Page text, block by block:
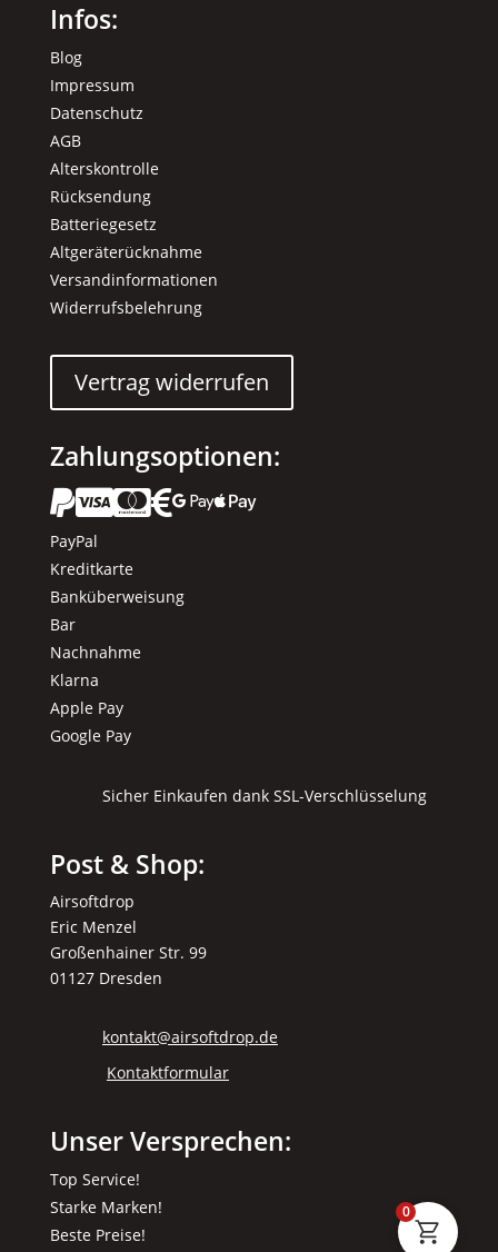
Infos:
Blog
Impressum
Datenschutz
AGB
Alterskontrolle
Rücksendung
Batteriegesetz
Altgeräterücknahme
Versandinformationen
Widerrufsbelehrung
Vertrag widerrufen
Zahlungsoptionen:
 
PayPal
Kreditkarte
Banküberweisung
Bar
Nachnahme
Klarna
Apple Pay
Google Pay
Sicher Einkaufen dank SSL-Verschlüsselung
Post & Shop:
Airsoftdrop
Eric Menzel
Großenhainer Str. 99
01127 Dresden
kontakt@airsoftdrop.de
Kontaktformular
Unser Versprechen:
Top Service!
Starke Marken!
Beste Preise!
0